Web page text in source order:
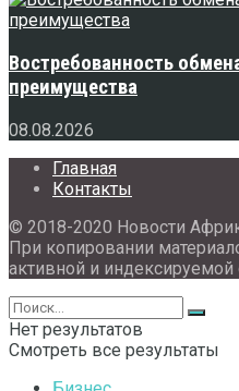
Востребованность
преимущества
08.08.2026
Главная
Контакты
© 2018-2020 Новости
При копировании
активной и индексируемой
Нет результатов
Смотреть все результаты